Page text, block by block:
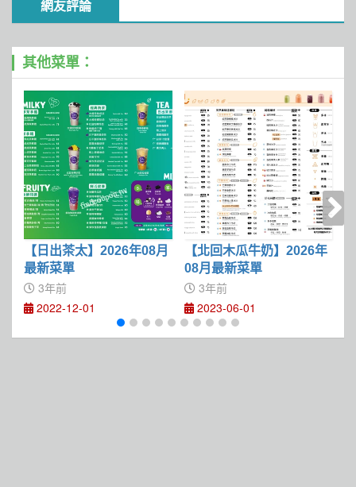
網友評論
其他菜單：
【日出茶太】2026年08月
最新菜單
3年前
2022-12-01
【北回木瓜牛奶】2026年
08月最新菜單
3年前
2023-06-01